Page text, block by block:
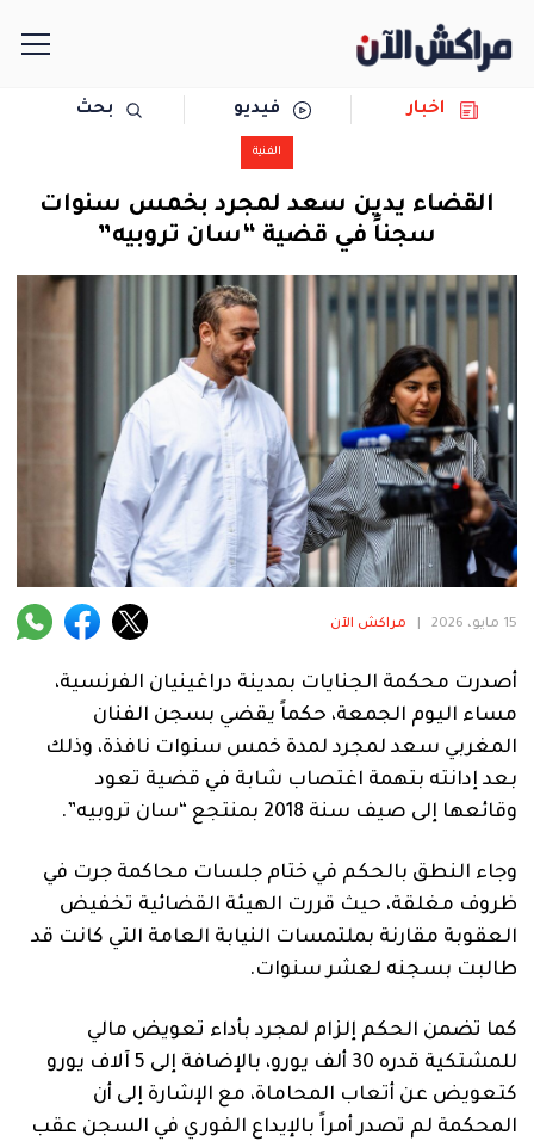
مجتمع
رياضة
حوادث
دولية
المرأة
فنية
اخبار فيديو بحث
الفنية
القضاء يدين سعد لمجرد بخمس سنوات
سجناً في قضية “سان تروبيه”
15 مايو، 2026 مراكش الآن
أصدرت محكمة الجنايات بمدينة دراغينيان الفرنسية،
مساء اليوم الجمعة، حكماً يقضي بسجن الفنان
المغربي سعد لمجرد لمدة خمس سنوات نافذة، وذلك
بعد إدانته بتهمة اغتصاب شابة في قضية تعود
وقائعها إلى صيف سنة 2018 بمنتجع “سان تروبيه”.
وجاء النطق بالحكم في ختام جلسات محاكمة جرت في
ظروف مغلقة، حيث قررت الهيئة القضائية تخفيض
العقوبة مقارنة بملتمسات النيابة العامة التي كانت قد
طالبت بسجنه لعشر سنوات.
كما تضمن الحكم إلزام لمجرد بأداء تعويض مالي
للمشتكية قدره 30 ألف يورو، بالإضافة إلى 5 آلاف يورو
كتعويض عن أتعاب المحاماة، مع الإشارة إلى أن
المحكمة لم تصدر أمراً بالإيداع الفوري في السجن عقب